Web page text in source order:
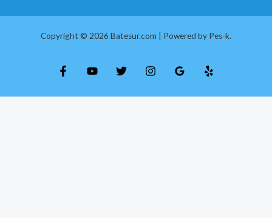
Copyright © 2026 Batesur.com | Powered by Pes-k.